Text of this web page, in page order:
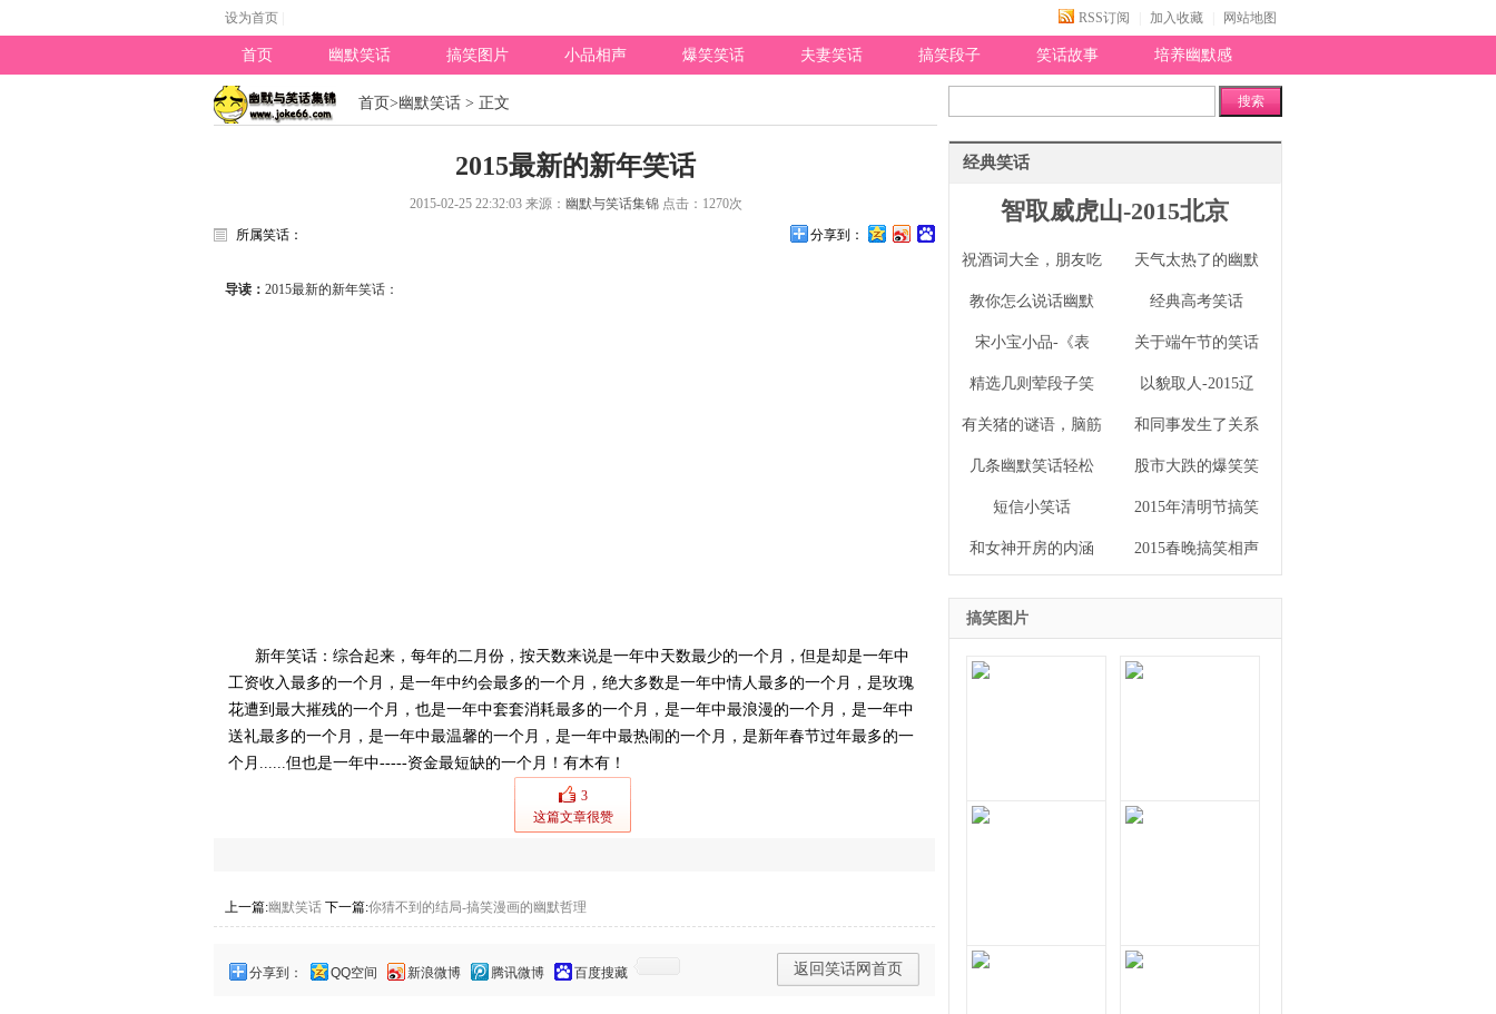
设为首页 RSS订阅 加入收藏 网站地图
首页 幽默笑话 搞笑图片 小品相声 爆笑笑话 夫妻笑话 搞笑段子 笑话故事 培养幽默感
专题
首页> 幽默笑话 > 正文
2015最新的新年笑话
2015-02-25 22:32:03 来源： 幽默与笑话集锦点击： 1270次
所属笑话：
分享到：
导读： 2015最新的新年笑话：
新年笑话：综合起来，每年的二月份，按天数来说是一年中天数最少的一个月，但是却是一年中
工资收入最多的一个月，是一年中约会最多的一个月，绝大多数是一年中情人最多的一个月，是玫瑰
花遭到最大摧残的一个月，也是一年中套套消耗最多的一个月，是一年中最浪漫的一个月，是一年中
送礼最多的一个月，是一年中最温馨的一个月，是一年中最热闹的一个月，是新年春节过年最多的一
个月......但也是一年中-----资金最短缺的一个月！有木有！
3
这篇文章很赞
上一篇:幽默笑话 下一篇:你猜不到的结局-搞笑漫画的幽默哲理
分享到： QQ空间 新浪微博 腾讯微博 百度搜藏 返回笑话网首页
搜索
经典笑话
智取威虎山-2015北京
祝酒词大全，朋友吃 天气太热了的幽默
教你怎么说话幽默 经典高考笑话
宋小宝小品-《表 关于端午节的笑话
精选几则荤段子笑 以貌取人-2015辽
有关猪的谜语，脑筋 和同事发生了关系
几条幽默笑话轻松 股市大跌的爆笑笑
短信小笑话 2015年清明节搞笑
和女神开房的内涵 2015春晚搞笑相声
搞笑图片